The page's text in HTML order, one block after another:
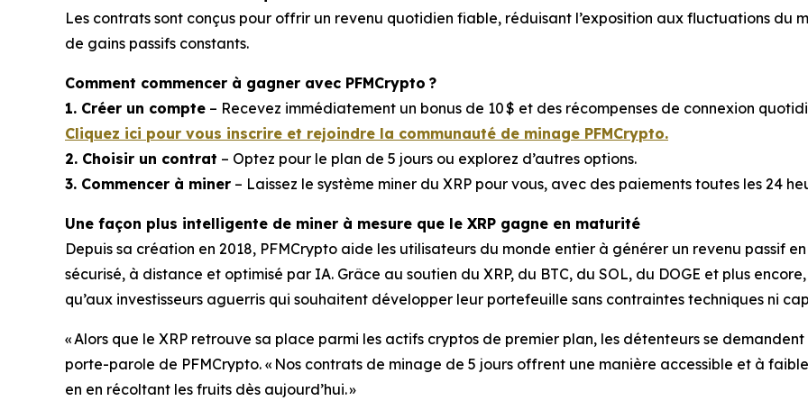
Les contrats sont conçus pour offrir un revenu quotidien fiable, réduisant l’exposition aux fluctuations du
de gains passifs constants.
Comment commencer à gagner avec PFMCrypto ?
1. Créer un compte – Recevez immédiatement un bonus de 10 $ et des récompenses de connexion
Cliquez ici pour vous inscrire et rejoindre la communauté de minage PFMCrypto.
2. Choisir un contrat – Optez pour le plan de 5 jours ou explorez d’autres options.
3. Commencer à miner – Laissez le système miner du XRP pour vous, avec des paiements toutes les 24
Une façon plus intelligente de miner à mesure que le XRP gagne en maturité
Depuis sa création en 2018, PFMCrypto aide les utilisateurs du monde entier à générer un revenu passif
sécurisé, à distance et optimisé par IA. Grâce au soutien du XRP, du BTC, du SOL, du DOGE et plus
qu’aux investisseurs aguerris qui souhaitent développer leur portefeuille sans contraintes techniques ni
« Alors que le XRP retrouve sa place parmi les actifs cryptos de premier plan, les détenteurs se
porte-parole de PFMCrypto. « Nos contrats de minage de 5 jours offrent une manière accessible et à
en en récoltant les fruits dès aujourd’hui. »